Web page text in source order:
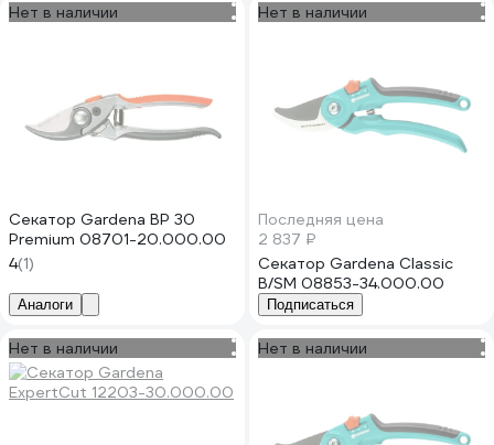
Нет в наличии
Секатор Gardena BP 30
Premium 08701-20.000.00
4(1)
Аналоги
Нет в наличии
Последняя цена
2 837 ₽
Секатор Gardena Classic
B/SM 08853-34.000.00
Подписаться
Нет в наличии Нет в наличии